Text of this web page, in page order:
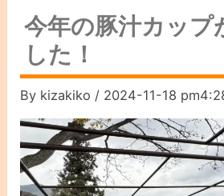
今年の豚汁カップ
した！
By kizakiko / 2024-11-18